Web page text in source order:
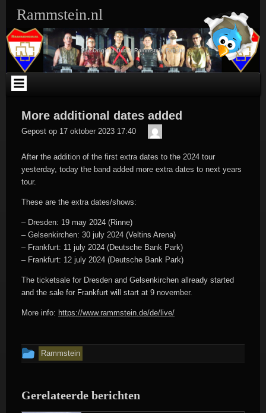
inhoud
Rammstein.nl
The Original Dutch Rammstein Fansite
More additional dates added
Gepost op 17 oktober 2023 17:40
Meister
After the addition of the first extra dates to the 2024 tour
yesterday, today the band added more extra dates to next years
tour.
These are the extra dates/shows:
– Dresden: 19 may 2024 (Rinne)
– Gelsenkirchen: 30 july 2024 (Veltins Arena)
– Frankfurt: 11 july 2024 (Deutsche Bank Park)
– Frankfurt: 12 july 2024 (Deutsche Bank Park)
The ticketsale for Dresden and Gelsenkirchen allready started
and the sale for Frankfurt will start at 9 november.
More info: https://www.rammstein.de/de/live/
Dit
geplaatst
Rammstein
Gerelateerde berichten